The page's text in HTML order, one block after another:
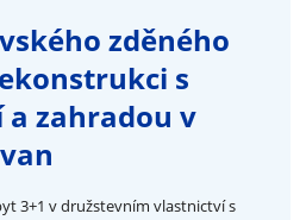
zděného
s
zahradou v
3+1 v družstevním vlastnictví s